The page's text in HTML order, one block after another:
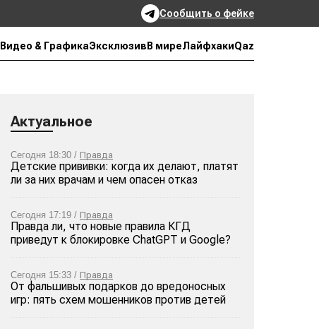
Сообщить о фейке
Видео & ГрафикаЭксклюзив В миреЛайфхакиQaz
Актуальное
Сегодня 18:30 / Правда
Детские прививки: когда их делают, платят
ли за них врачам и чем опасен отказ
Сегодня 17:19 / Правда
Правда ли, что новые правила КГД
приведут к блокировке ChatGPT и Google?
Сегодня 15:33 / Правда
От фальшивых подарков до вредоносных
игр: пять схем мошенников против детей